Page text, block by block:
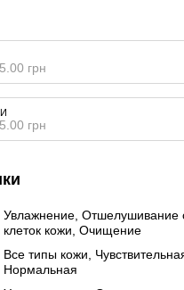
грн
грн
Увлажнение, Отшелушивание
клеток кожи, Очищение
Все типы кожи,
Нормальная